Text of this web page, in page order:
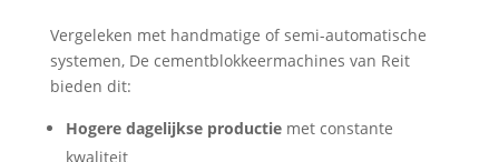
Vergeleken met handmatige of semi-automatische
systemen, De cementblokkeermachines van Reit
bieden dit:
Hogere dagelijkse productiemet constante
kwaliteit